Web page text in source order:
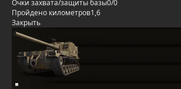
Очки захвата/защиты базы0/0
Пройдено километров1,6
Закрыть